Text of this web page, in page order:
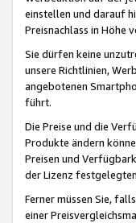
einstellen und darauf
Preisnachlass in Höhe
Sie dürfen keine
unsere Richtlinien,
angebotenen
führt.
Die Preise und die
Produkte ändern
Preisen und
der Lizenz
Ferner müssen Sie,
einer